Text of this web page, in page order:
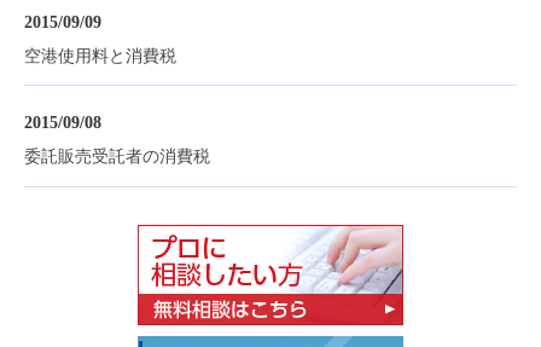
2015/09/09
空港使用料と消費税
2015/09/08
委託販売受託者の消費税